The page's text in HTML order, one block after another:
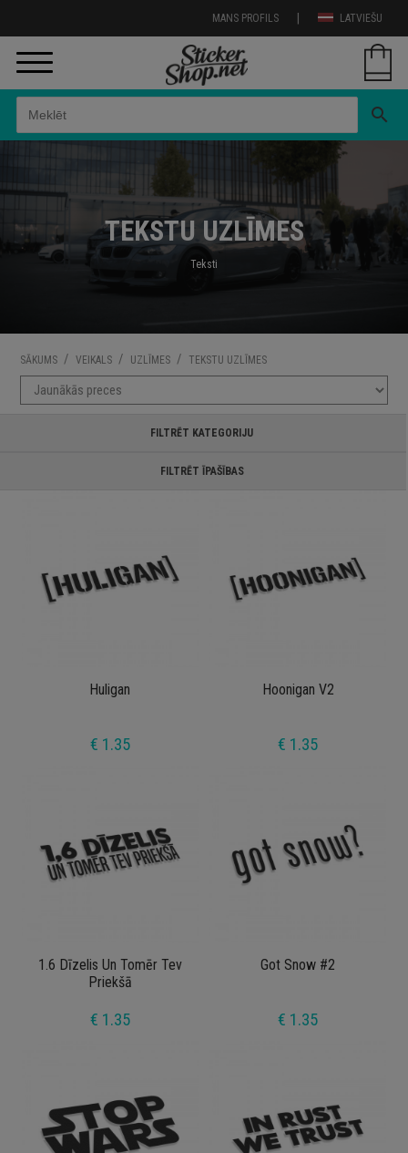
LATVIEŠU
|
MANS PROFILS
search
TEKSTU UZLĪMES
Teksti
SĀKUMS / VEIKALS / UZLĪMES / TEKSTU UZLĪMES
FILTRĒT KATEGORIJU
FILTRĒT ĪPAŠĪBAS
Huligan
€ 1.35
Hoonigan V2
€ 1.35
1.6 Dīzelis Un Tomēr Tev
Priekšā
€ 1.35
Got Snow #2
€ 1.35